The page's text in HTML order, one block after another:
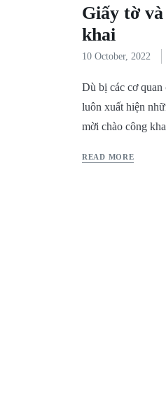
Giấy tờ
khai
10 October, 2022
Dù bị các cơ quan
luôn xuất hiện
mời chào công
READ MORE